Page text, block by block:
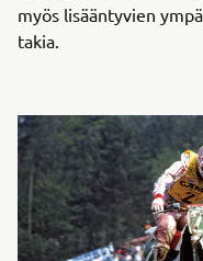
myös lisääntyvien
takia.